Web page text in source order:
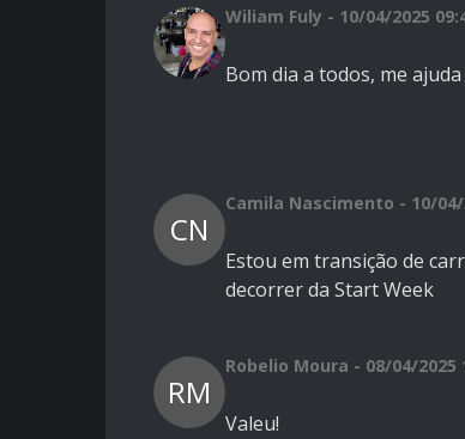
Wiliam Fuly - 10/04/2025
Bom dia a todos, me
CN
Camila Nascimento - 10/04/
Estou em transição de
decorrer da Start Week
RM
Robelio Moura - 08/04/2025
Valeu!